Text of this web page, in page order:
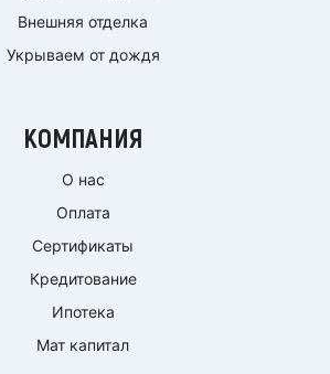
Внешняя отделка
Укрываем от дождя
КОМПАНИЯ
О нас
Оплата
Сертификаты
Кредитование
Ипотека
Мат капитал